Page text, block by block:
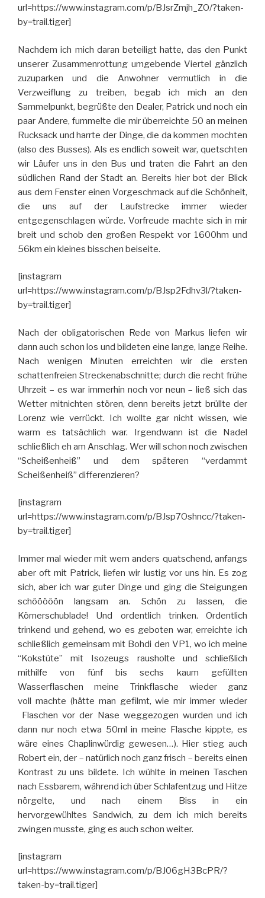
url=https://www.instagram.com/p/BJsrZmjh_ZO/?taken-
by=trail.tiger]
Nachdem ich mich daran beteiligt hatte, das den Punkt
unserer Zusammenrottung umgebende Viertel gänzlich
zuzuparken und die Anwohner vermutlich in die
Verzweiflung zu treiben, begab ich mich an den
Sammelpunkt, begrüßte den Dealer, Patrick und noch ein
paar Andere, fummelte die mir überreichte 50 an meinen
Rucksack und harrte der Dinge, die da kommen mochten
(also des Busses). Als es endlich soweit war, quetschten
wir Läufer uns in den Bus und traten die Fahrt an den
südlichen Rand der Stadt an. Bereits hier bot der Blick
aus dem Fenster einen Vorgeschmack auf die Schönheit,
die uns auf der Laufstrecke immer wieder
entgegenschlagen würde. Vorfreude machte sich in mir
breit und schob den großen Respekt vor 1600hm und
56km ein kleines bisschen beiseite.
[instagram
url=https://www.instagram.com/p/BJsp2Fdhv3l/?taken-
by=trail.tiger]
Nach der obligatorischen Rede von Markus liefen wir
dann auch schon los und bildeten eine lange, lange Reihe.
Nach wenigen Minuten erreichten wir die ersten
schattenfreien Streckenabschnitte; durch die recht frühe
Uhrzeit – es war immerhin noch vor neun – ließ sich das
Wetter mitnichten stören, denn bereits jetzt brüllte der
Lorenz wie verrückt. Ich wollte gar nicht wissen, wie
warm es tatsächlich war. Irgendwann ist die Nadel
schließlich eh am Anschlag. Wer will schon noch zwischen
“Scheißenheiß” und dem späteren “verdammt
Scheißenheiß” differenzieren?
[instagram
url=https://www.instagram.com/p/BJsp7Oshncc/?taken-
by=trail.tiger]
Immer mal wieder mit wem anders quatschend, anfangs
aber oft mit Patrick, liefen wir lustig vor uns hin. Es zog
sich, aber ich war guter Dinge und ging die Steigungen
schööööön langsam an. Schön zu lassen, die
Körnerschublade! Und ordentlich trinken. Ordentlich
trinkend und gehend, wo es geboten war, erreichte ich
schließlich gemeinsam mit Bohdi den VP1, wo ich meine
“Kokstüte” mit Isozeugs rausholte und schließlich
mithilfe von fünf bis sechs kaum gefüllten
Wasserflaschen meine Trinkflasche wieder ganz
voll machte (hätte man gefilmt, wie mir immer wieder
Flaschen vor der Nase weggezogen wurden und ich
dann nur noch etwa 50ml in meine Flasche kippte, es
wäre eines Chaplinwürdig gewesen…). Hier stieg auch
Robert ein, der – natürlich noch ganz frisch – bereits einen
Kontrast zu uns bildete. Ich wühlte in meinen Taschen
nach Essbarem, während ich über Schlafentzug und Hitze
nörgelte, und nach einem Biss in ein
hervorgewühltes Sandwich, zu dem ich mich bereits
zwingen musste, ging es auch schon weiter.
[instagram
url=https://www.instagram.com/p/BJ06gH3BcPR/?
taken-by=trail.tiger]